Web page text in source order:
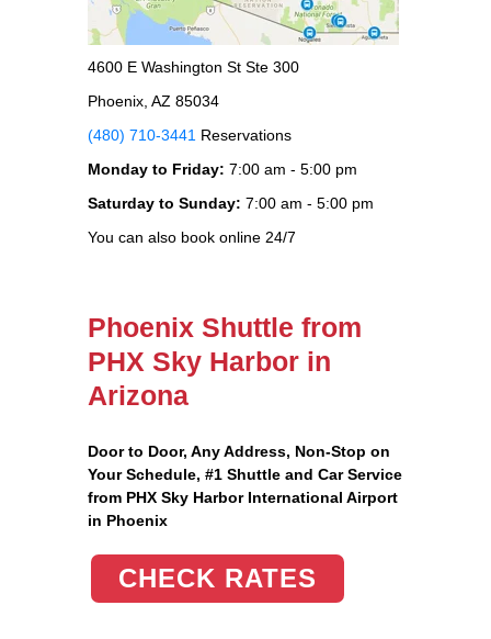
4600 E Washington St Ste 300
Phoenix, AZ 85034
(480) 710-3441 Reservations
Monday to Friday: 7:00 am - 5:00 pm
Saturday to Sunday: 7:00 am - 5:00 pm
You can also book online 24/7
Phoenix Shuttle from
PHX Sky Harbor in
Arizona
Door to Door, Any Address, Non-Stop on
Your Schedule, #1 Shuttle and Car Service
from PHX Sky Harbor International Airport
in Phoenix
CHECK RATES